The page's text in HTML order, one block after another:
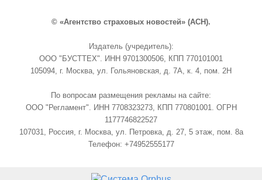
© «Агентство страховых новостей» (АСН).
Издатель (учредитель):
ООО "БУСТТЕХ". ИНН 9701300506, КПП 770101001
105094, г. Москва, ул. Гольяновская, д. 7А, к. 4, пом. 2Н
По вопросам размещения рекламы на сайте:
ООО "Регламент". ИНН 7708323273, КПП 770801001. ОГРН
1177746822527
107031, Россия, г. Москва, ул. Петровка, д. 27, 5 этаж, пом. 8а
Телефон: +74952555177